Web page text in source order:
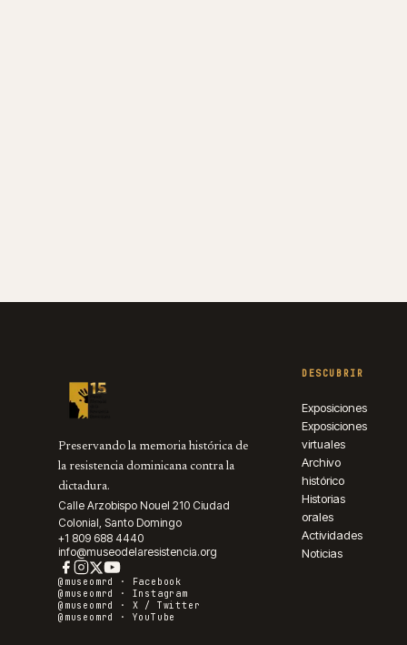
Preservando la memoria histórica de
la resistencia dominicana contra la
dictadura.
Calle Arzobispo Nouel 210 Ciudad
Colonial, Santo Domingo
+1 809 688 4440
info@museodelaresistencia.org
@museomrd ·
Facebook
@museomrd · Instagram
@museomrd · X / Twitter
@museomrd · YouTube
DESCUBRIR
Exposiciones
Exposiciones
virtuales
Archivo
histórico
Historias
orales
Actividades
Noticias